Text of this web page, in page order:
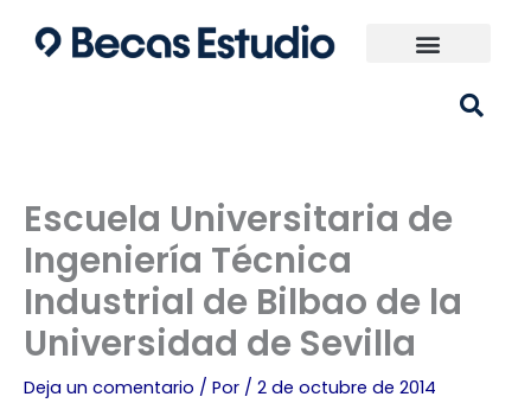
Escuela Universitaria de
Ingeniería Técnica
Industrial de Bilbao de la
Universidad de Sevilla
Deja un comentario / Por / 2 de octubre de 2014